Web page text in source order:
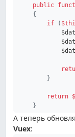
public
{
if
(
}
return
}
А теперь
Vuex: